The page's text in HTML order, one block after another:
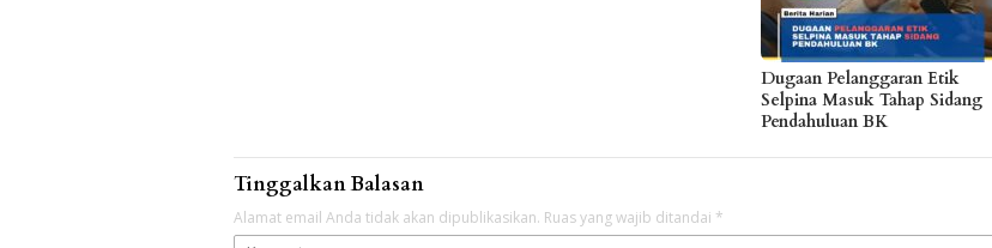
Dugaan Pelanggaran Etik
Selpina Masuk Tahap Sidang
Pendahuluan BK
Tinggalkan Balasan
Alamat email Anda tidak akan dipublikasikan. Ruas yang wajib ditandai *